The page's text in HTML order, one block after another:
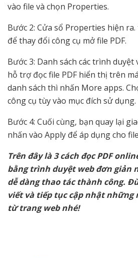
vào file và chọn Properties.
Bước 2: Cửa sổ Properties hiện
để thay đổi công cụ mở file PDF.
Bước 3: Danh sách các trình duyệt
hỗ trợ đọc file PDF hiển thị trên
danh sách thì nhấn More apps.
công cụ tùy vào mục đích sử dụng.
Bước 4: Cuối cùng, bạn quay lại
nhấn vào Apply để áp dụng cho
Trên đây là 3 cách đọc PDF
bằng trình duyệt web đơn giản
dễ dàng thao tác thành công.
viết và tiếp tục cập nhật
từ trang web nhé!